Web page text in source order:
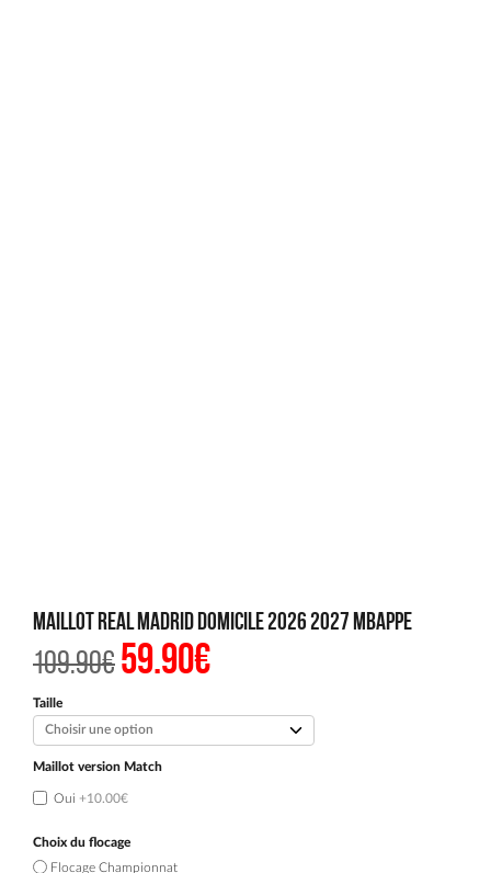
Maillot Real Madrid Domicile 2026 2027 Mbappe
109.90€Le
prix
était :
109.90€.
59.90€Le
prix
est :
59.90€.
Taille
Maillot version Match
Oui +10.00€
Choix du flocage
Flocage Championnat